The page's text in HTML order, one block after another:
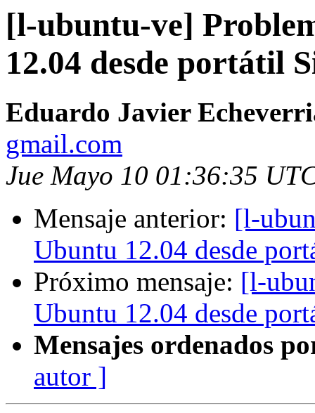
[l-ubuntu-ve]
12.04 desde portátil
Eduardo Javier
gmail.com
Jue Mayo 10 01:36:35
Mensaje anterior: [l-
Ubuntu 12.04 desde
Próximo mensaje: [l-
Ubuntu 12.04 desde
Mensajes ordenados
autor ]